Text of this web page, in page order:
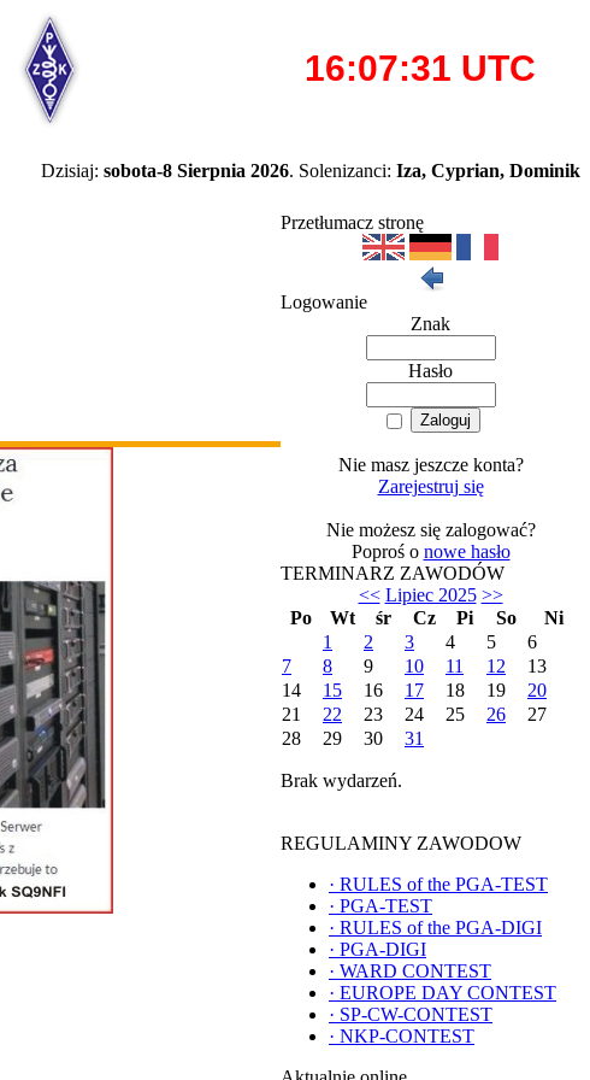
Dzisiaj: sobota-8 Sierpnia 2026. Solenizanci: Iza, Cyprian, Dominik
Przetłumacz stronę
Logowanie
Znak
Hasło
Nie masz jeszcze konta?
Zarejestruj się
Nie możesz się zalogować?
Poproś o nowe hasło
TERMINARZ ZAWODÓW
<< Lipiec 2025 >>
Po
Wt śr Cz Pi So
Ni
1
2 3 4 5
6
7
8 9 10 11 12
13
14
15 16 17 18 19
20
21
22 23 24 25 26
27
28
29 30 31
Brak wydarzeń.
REGULAMINY ZAWODOW
· RULES of the PGA-TEST
· PGA-TEST
· RULES of the PGA-DIGI
· PGA-DIGI
· WARD CONTEST
· EUROPE DAY CONTEST
· SP-CW-CONTEST
· NKP-CONTEST